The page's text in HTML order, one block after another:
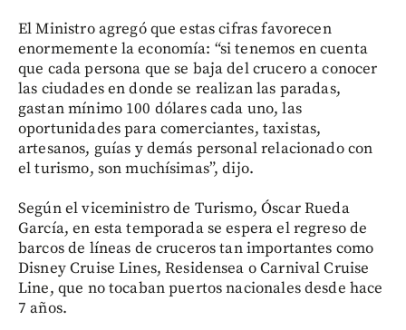
El Ministro agregó que estas cifras favorecen
enormemente la economía: “si tenemos en cuenta
que cada persona que se baja del crucero a conocer
las ciudades en donde se realizan las paradas,
gastan mínimo 100 dólares cada uno, las
oportunidades para comerciantes, taxistas,
artesanos, guías y demás personal relacionado con
el turismo, son muchísimas”, dijo.
Según el viceministro de Turismo, Óscar Rueda
García, en esta temporada se espera el regreso de
barcos de líneas de cruceros tan importantes como
Disney Cruise Lines, Residensea o Carnival Cruise
Line, que no tocaban puertos nacionales desde hace
7 años.